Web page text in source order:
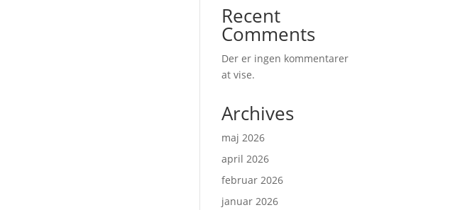
Recent
Comments
Der er ingen kommentarer
at vise.
Archives
maj 2026
april 2026
februar 2026
januar 2026